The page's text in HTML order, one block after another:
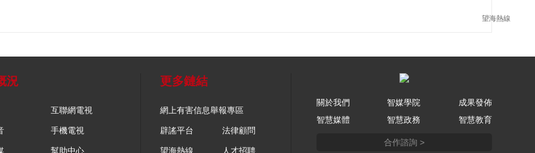
望海熱線
況
互聯網電視
手機電視
幫助中心
更多鏈結
網上有害信息舉報專區
辟謠平台 法律顧問
望海熱線 人才招聘
關於我們 智媒學院
成果發佈
智慧媒體
智慧政務 智慧教育
合作諮詢 >